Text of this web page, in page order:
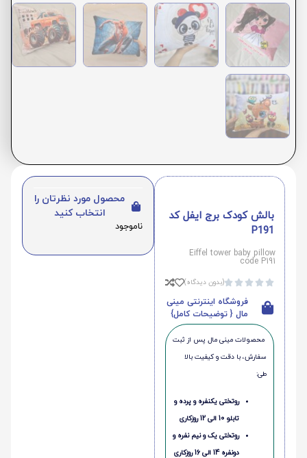
بالش کودک برج ایفل کد
P191
Eiffel tower baby pillow
code P191




(بدون دیدگاه)
فروشگاه اینترنتی مینی
مال { توضیحات کامل}
محصولات مینی‌ مال پس از ثبت
سفارش، با دقت و کیفیت بالا
طی:
روتختی یکنفره و پرده و
تابلو 10 الی 12 روزکاری
روتختی یک و نیم نفره و
دونفره 14 الی 16 روزکاری
محصول مورد نظرتان را
انتخاب کنید
ناموجود